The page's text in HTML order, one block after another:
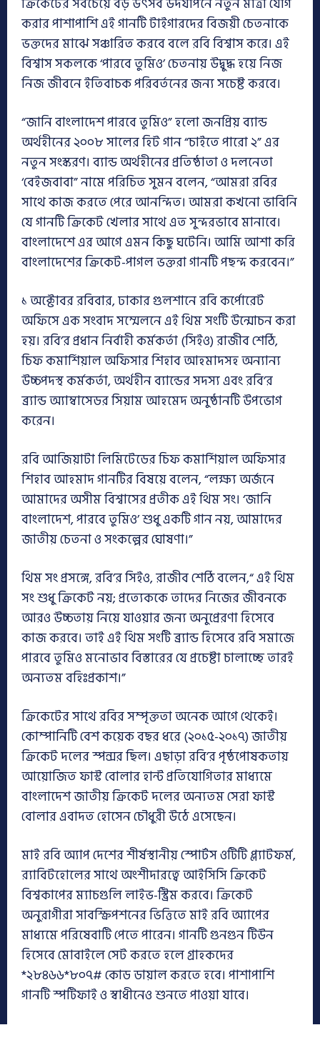
ক্রিকেটের সবচেয়ে বড় উৎসব উদযাপনে নতুন মাত্রা যোগ
করার পাশাপাশি এই গানটি টাইগারদের বিজয়ী চেতনাকে
ভক্তদের মাঝে সঞ্চারিত করবে বলে রবি বিশ্বাস করে। এই
বিশ্বাস সকলকে ‘পারবে তুমিও’ চেতনায় উদ্বুদ্ধ হয়ে নিজ
নিজ জীবনে ইতিবাচক পরিবর্তনের জন্য সচেষ্ট করবে।
“জানি বাংলাদেশ পারবে তুমিও” হলো জনপ্রিয় ব্যান্ড
অর্থহীনের ২০০৮ সালের হিট গান “চাইতে পারো ২” এর
নতুন সংস্করণ। ব্যান্ড অর্থহীনের প্রতিষ্ঠাতা ও দলনেতা
‘বেইজবাবা” নামে পরিচিত সুমন বলেন, “আমরা রবির
সাথে কাজ করতে পেরে আনন্দিত। আমরা কখনো ভাবিনি
যে গানটি ক্রিকেট খেলার সাথে এত সুন্দরভাবে মানাবে।
বাংলাদেশে এর আগে এমন কিছু ঘটেনি। আমি আশা করি
বাংলাদেশের ক্রিকেট-পাগল ভক্তরা গানটি পছন্দ করবেন।”
১ অক্টোবর রবিবার, ঢাকার গুলশানে রবি কর্পোরেট
অফিসে এক সংবাদ সম্মেলনে এই থিম সংটি উন্মোচন করা
হয়। রবি’র প্রধান নির্বাহী কর্মকর্তা (সিইও) রাজীব শেঠি,
চিফ কমার্শিয়াল অফিসার শিহাব আহমাদসহ অন্যান্য
উচ্চপদস্থ কর্মকর্তা, অর্থহীন ব্যান্ডের সদস্য এবং রবি’র
ব্র্যান্ড অ্যাম্বাসেডর সিয়াম আহমেদ অনুষ্ঠানটি উপভোগ
করেন।
রবি আজিয়াটা লিমিটেডের চিফ কমার্শিয়াল অফিসার
শিহাব আহমাদ গানটির বিষয়ে বলেন, “লক্ষ্য অর্জনে
আমাদের অসীম বিশ্বাসের প্রতীক এই থিম সং। ‘জানি
বাংলাদেশ, পারবে তুমিও’ শুধু একটি গান নয়, আমাদের
জাতীয় চেতনা ও সংকল্পের ঘোষণা।”
থিম সং প্রসঙ্গে, রবি’র সিইও, রাজীব শেঠি বলেন,“ এই থিম
সং শুধু ক্রিকেট নয়; প্রত্যেককে তাদের নিজের জীবনকে
আরও উচ্চতায় নিয়ে যাওয়ার জন্য অনুপ্রেরণা হিসেবে
কাজ করবে। তাই এই থিম সংটি ব্র্যান্ড হিসেবে রবি সমাজে
পারবে তুমিও মনোভাব বিস্তারের যে প্রচেষ্টা চালাচ্ছে তারই
অন্যতম বহিঃপ্রকাশ।”
ক্রিকেটের সাথে রবির সম্পৃক্ততা অনেক আগে থেকেই।
কোম্পানিটি বেশ কয়েক বছর ধরে (২০১৫-২০১৭) জাতীয়
ক্রিকেট দলের স্পন্সর ছিল। এছাড়া রবি’র পৃষ্ঠপোষকতায়
আয়োজিত ফাস্ট বোলার হান্ট প্রতিযোগিতার মাধ্যমে
বাংলাদেশ জাতীয় ক্রিকেট দলের অন্যতম সেরা ফাস্ট
বোলার এবাদত হোসেন চৌধুরী উঠে এসেছেন।
মাই রবি অ্যাপ দেশের শীর্ষস্থানীয় স্পোর্টস ওটিটি প্ল্যাটফর্ম,
র‌্যাবিটহোলের সাথে অংশীদারত্বে আইসিসি ক্রিকেট
বিশ্বকাপের ম্যাচগুলি লাইভ-স্ট্রিম করবে। ক্রিকেট
অনুরাগীরা সাবস্ক্রিপশনের ভিত্তিতে মাই রবি অ্যাপের
মাধ্যমে পরিষেবাটি পেতে পারেন। গানটি গুনগুন টিউন
হিসেবে মোবাইলে সেট করতে হলে গ্রাহকদের
*২৮৪৬৬*৮০৭# কোড ডায়াল করতে হবে। পাশাপাশি
গানটি স্পটিফাই ও স্বাধীনেও শুনতে পাওয়া যাবে।